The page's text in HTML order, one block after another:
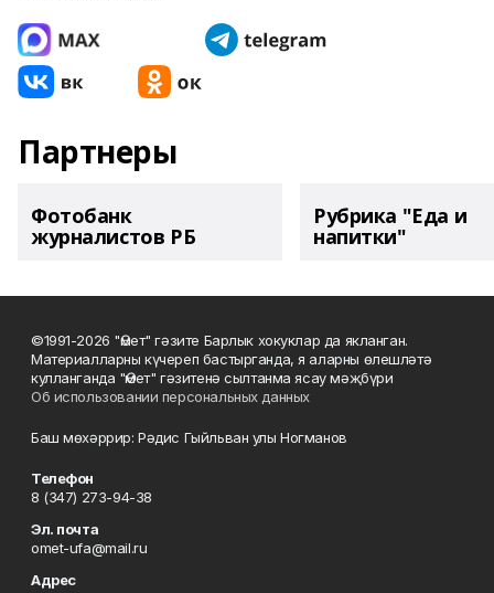
Партнеры
Фотобанк
журналистов РБ
Рубрика "Еда и
напитки"
©1991-2026 "Өмет" гәзите Барлык хокуклар да якланган.
Материалларны күчереп бастырганда, я аларны өлешләтә
кулланганда "Өмет" гәзитенә сылтанма ясау мәҗбүри
Об использовании персональных данных
Баш мөхәррир: Рәдис Гыйльван улы Ногманов
Телефон
8 (347) 273-94-38
Эл. почта
omet-ufa@mail.ru
Адрес